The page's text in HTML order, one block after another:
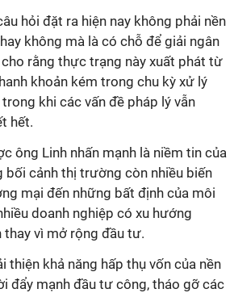
hỏi đặt ra hiện nay không phải nền
không mà là có chỗ để giải ngân
rằng thực trạng này xuất phát từ
khoản kém trong chu kỳ xử lý
khi các vấn đề pháp lý vẫn
hết.
ông Linh nhấn mạnh là niềm tin của
bối cảnh thị trường còn nhiều biến
mại đến những bất định của môi
doanh nghiệp có xu hướng
thay vì mở rộng đầu tư.
thiện khả năng hấp thụ vốn của nền
đẩy mạnh đầu tư công, tháo gỡ các